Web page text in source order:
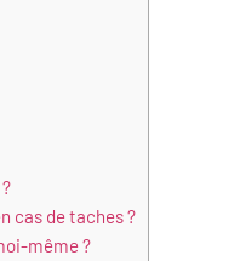
cas de taches ?
même ?